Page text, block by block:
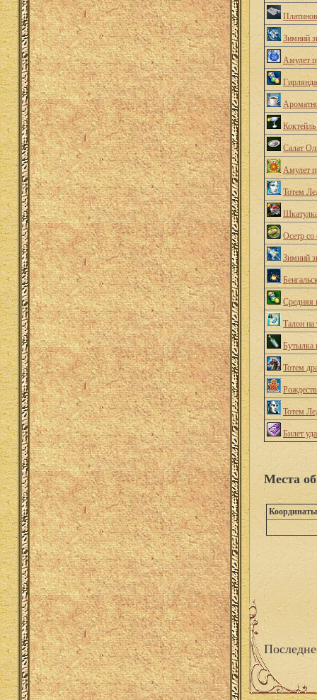
Зимний
Амулет
Гирлянда
Салат
Амулет
Тотем
Осетр со
Зимний
Средняя
Талон на
Бутылка
Тотем
Тотем
Билет
Места
Координаты